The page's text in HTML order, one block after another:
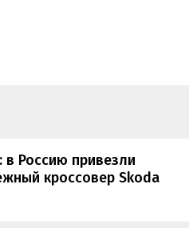
Россию привезли
кроссовер Skoda